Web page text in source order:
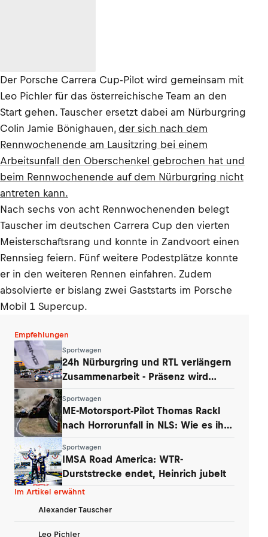
Der Porsche Carrera Cup-Pilot wird gemeinsam mit
Leo Pichler für das österreichische Team an den
Start gehen. Tauscher ersetzt dabei am Nürburgring
Colin Jamie Bönighauen, der sich nach dem
Rennwochenende am Lausitzring bei einem
Arbeitsunfall den Oberschenkel gebrochen hat und
beim Rennwochenende auf dem Nürburgring nicht
antreten kann.
Nach sechs von acht Rennwochenenden belegt
Tauscher im deutschen Carrera Cup den vierten
Meisterschaftsrang und konnte in Zandvoort einen
Rennsieg feiern. Fünf weitere Podestplätze konnte
er in den weiteren Rennen einfahren. Zudem
absolvierte er bislang zwei Gaststarts im Porsche
Mobil 1 Supercup.
Empfehlungen
Sportwagen
24h Nürburgring und RTL verlängern
Zusammenarbeit - Präsenz wird
Sportwagen
ME-Motorsport-Pilot Thomas Rackl
nach Horrorunfall in NLS: Wie es ihm
Sportwagen
IMSA Road America: WTR-
Durststrecke endet, Heinrich jubelt
Im Artikel erwähnt
Alexander Tauscher
Leo Pichler